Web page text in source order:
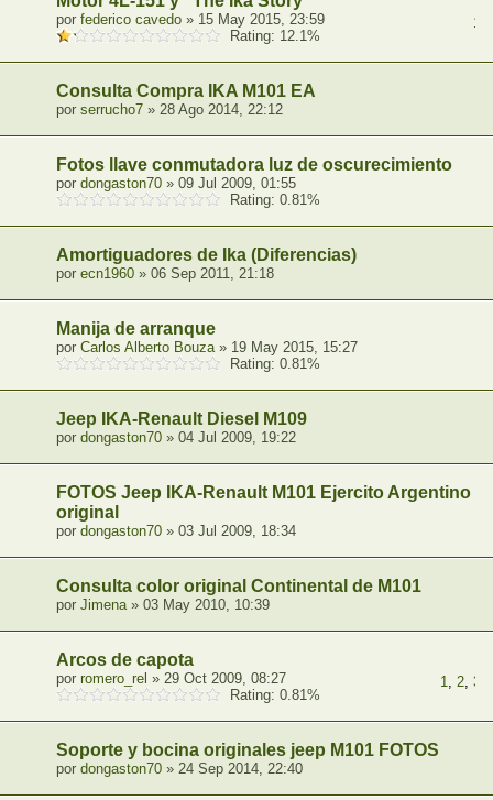
1
por federico cavedo » 15 May 2015, 23:59
Rating: 12.1%
Consulta Compra IKA M101 EA
por serrucho7 » 28 Ago 2014, 22:12
Fotos llave conmutadora luz de oscurecimiento
por dongaston70 » 09 Jul 2009, 01:55
Rating: 0.81%
Amortiguadores de Ika (Diferencias)
por ecn1960 » 06 Sep 2011, 21:18
Manija de arranque
por Carlos Alberto Bouza» 19 May 2015, 15:27
Rating: 0.81%
Jeep IKA-Renault Diesel M109
por dongaston70 » 04 Jul 2009, 19:22
FOTOS Jeep IKA-Renault M101 Ejercito Argentino
original
por dongaston70 » 03 Jul 2009, 18:34
Consulta color original Continental de M101
por Jimena» 03 May 2010, 10:39
Arcos de capota
1, 2, 3
por romero_rel » 29 Oct 2009, 08:27
Rating: 0.81%
Soporte y bocina originales jeep M101 FOTOS
por dongaston70 » 24 Sep 2014, 22:40